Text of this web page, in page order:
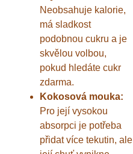
Neobsahuje kalorie,
má sladkost
podobnou cukru a je
skvělou volbou,
pokud hledáte cukr
zdarma.
Kokosová mouka:
Pro její vysokou
absorpci je potřeba
přidat více tekutin, ale